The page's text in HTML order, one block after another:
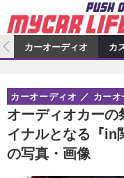
カーオーディオ
プロショップ検索
カーオーディオニュー
その他
カスタマイズ特集記
カスタマイズニュー
カーグッズ
カーグッズ特集記事
カーグッズニュース
自動車
カーオーディオ カ
オーディオカーの
イナルとなる『in
の写真・画像
カーオーディオ カー